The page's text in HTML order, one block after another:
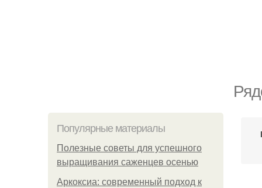
Популярные материалы
Полезные советы для успешного
выращивания саженцев осенью
Аркоксиа: современный подход к